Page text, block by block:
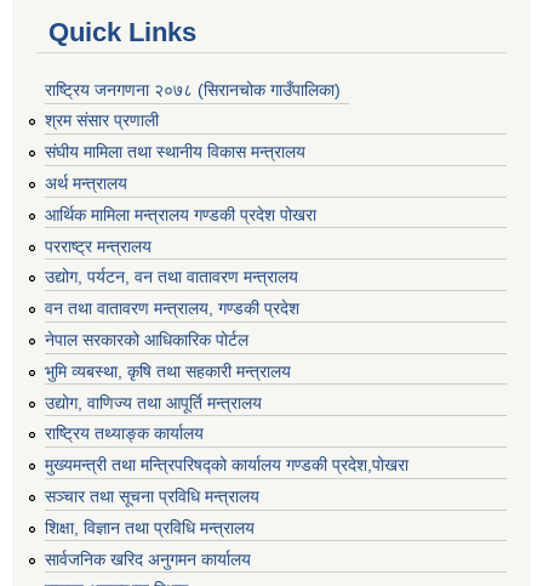
Quick Links
राष्ट्रिय जनगणना २०७८ (सिरानचोक गाउँपालिका)
श्रम संसार प्रणाली
संघीय मामिला तथा स्थानीय विकास मन्त्रालय
अर्थ मन्त्रालय
आर्थिक मामिला मन्त्रालय गण्डकी प्रदेश पोखरा
परराष्ट्र मन्त्रालय
उद्योग, पर्यटन, वन तथा वातावरण मन्त्रालय
वन तथा वातावरण मन्त्रालय, गण्डकी प्रदेश
नेपाल सरकारको आधिकारिक पोर्टल
भुमि व्यबस्था, कृषि तथा सहकारी मन्त्रालय
उद्योग, वाणिज्य तथा आपूर्ति मन्त्रालय
राष्ट्रिय तथ्याङ्क कार्यालय
मुख्यमन्त्री तथा मन्त्रिपरिषद्को कार्यालय गण्डकी प्रदेश,पोखरा
सञ्‍चार तथा सूचना प्रविधि मन्त्रालय
शिक्षा, विज्ञान तथा प्रविधि मन्त्रालय
सार्वजनिक खरिद अनुगमन कार्यालय